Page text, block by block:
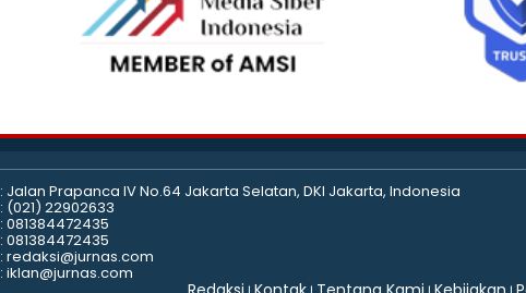
: Jalan Prapanca IV No.64 Jakarta Selatan, DKI Jakarta, Indonesia
: (021) 22902633
: 081384472435
: 081384472435
: redaksi@jurnas.com
: iklan@jurnas.com